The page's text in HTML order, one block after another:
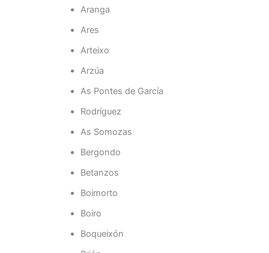
Aranga
Ares
Arteixo
Arzúa
As Pontes de García
Rodríguez
As Somozas
Bergondo
Betanzos
Boimorto
Boiro
Boqueixón